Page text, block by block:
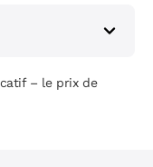
– le prix de